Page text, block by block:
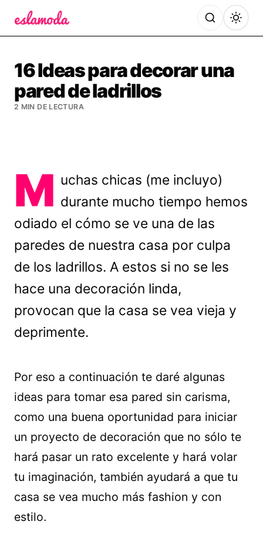
16 Ideas para decorar una
pared de ladrillos
2 MIN DE LECTURA
M uchas chicas (me incluyo)
durante mucho tiempo hemos
odiado el cómo se ve una de las
paredes de nuestra casa por culpa
de los ladrillos. A estos si no se les
hace una decoración linda,
provocan que la casa se vea vieja y
deprimente.
Por eso a continuación te daré algunas
ideas para tomar esa pared sin carisma,
como una buena oportunidad para iniciar
un proyecto de decoración que no sólo te
hará pasar un rato excelente y hará volar
tu imaginación, también ayudará a que tu
casa se vea mucho más fashion y con
estilo.